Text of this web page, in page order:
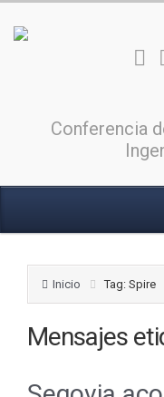
Conferencia
Inicio Tag: Spire
Mensajes